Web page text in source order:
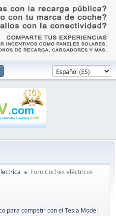
► Foro Coches eléctricos
para competir con el Tesla Model